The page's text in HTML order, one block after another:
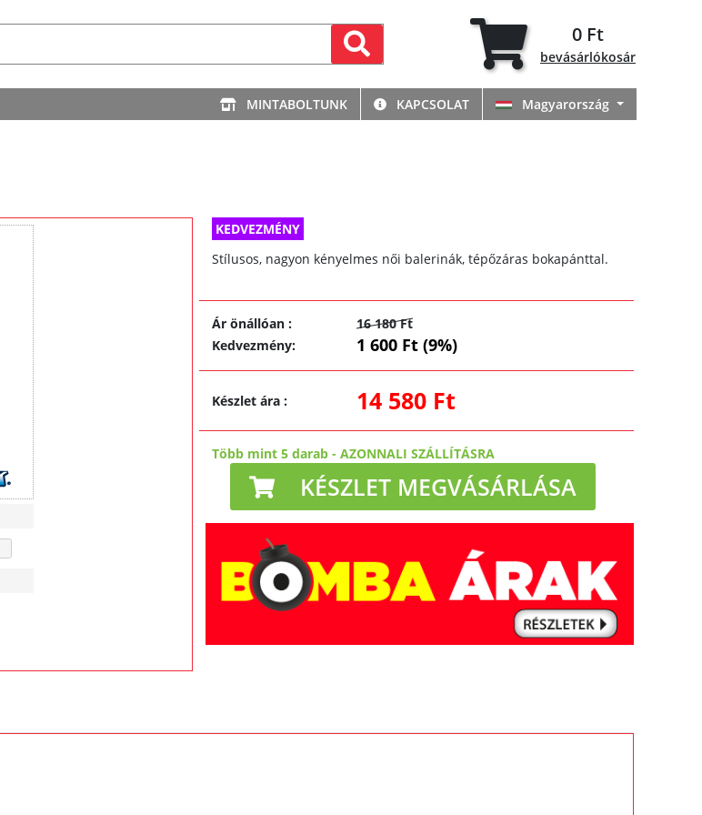
0 Ft
bevásárlókosár
MINTABOLTUNK KAPCSOLAT Magyarország
KEDVEZMÉNY
Stílusos, nagyon kényelmes női balerinák, tépőzáras bokapánttal.
Ár önállóan :
16 180 Ft
Kedvezmény: 1 600 Ft (9%)
Készlet ára : 14 580 Ft
Több mint 5 darab- AZONNALI SZÁLLÍTÁSRA
KÉSZLET MEGVÁSÁRLÁSA